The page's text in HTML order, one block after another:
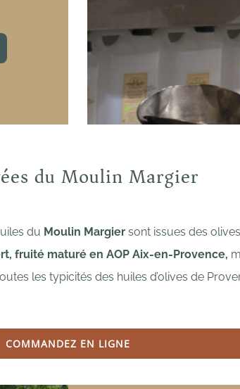
du Moulin Margier
du Moulin Margier sont issues des
fruité maturé en AOP Aix-en-Provence,
les typicités des huiles d’olives de
COMMANDEZ EN LIGNE